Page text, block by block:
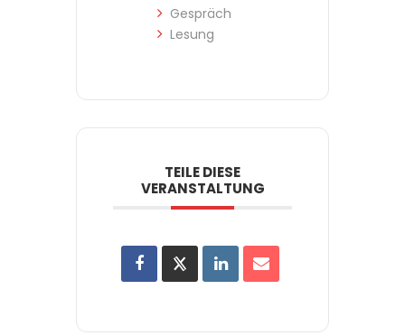
Gespräch
Lesung
TEILE DIESE
VERANSTALTUNG